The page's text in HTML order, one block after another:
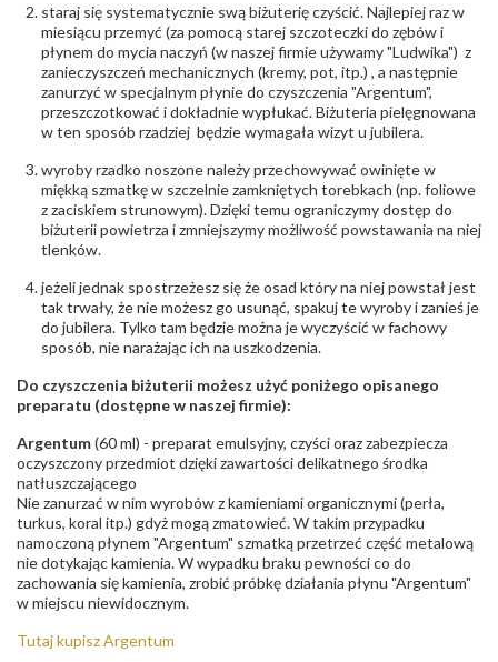
odpowiedzialny:
Opole; NIP 7542889545; Tel. +48 77 54 90 100;
biuro@stelmach.pl
Bezpieczeństwo
- rodzaj
ostrzeżenia:
Nie nadaje się dla dzieci w wieku poniżej 3 lat
,Elementy w wyrobie wykonane z białego złota
zawierają nikiel
staraj się systematycznie swą biżuterię czyścić. Najlepiej raz w
miesiącu przemyć (za pomocą starej szczoteczki do zębów i
płynem do mycia naczyń (w naszej firmie używamy "Ludwika") z
zanieczyszczeń mechanicznych (kremy, pot, itp.) , a następnie
zanurzyć w specjalnym płynie do czyszczenia "Argentum",
przeszczotkować i dokładnie wypłukać. Biżuteria pielęgnowana
w ten sposób rzadziej będzie wymagała wizyt u jubilera.
wyroby rzadko noszone należy przechowywać owinięte w
miękką szmatkę w szczelnie zamkniętych torebkach (np. foliowe
z zaciskiem strunowym). Dzięki temu ograniczymy dostęp do
biżuterii powietrza i zmniejszymy możliwość powstawania na niej
tlenków.
jeżeli jednak spostrzeżesz się że osad który na niej powstał jest
tak trwały, że nie możesz go usunąć, spakuj te wyroby i zanieś je
do jubilera. Tylko tam będzie można je wyczyścić w fachowy
sposób, nie narażając ich na uszkodzenia.
Do czyszczenia biżuterii możesz użyć poniżego opisanego
preparatu (dostępne w naszej firmie):
Argentum(60 ml) - preparat emulsyjny, czyści oraz zabezpiecza
oczyszczony przedmiot dzięki zawartości delikatnego środka
natłuszczającego
Nie zanurzać w nim wyrobów z kamieniami organicznymi (perła,
turkus, koral itp.) gdyż mogą zmatowieć. W takim przypadku
namoczoną płynem "Argentum" szmatką przetrzeć część metalową
nie dotykając kamienia. W wypadku braku pewności co do
zachowania się kamienia, zrobić próbkę działania płynu "Argentum"
w miejscu niewidocznym.
Tutaj kupisz Argentum